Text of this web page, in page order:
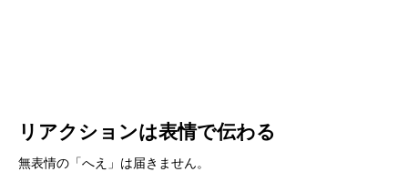
リアクションは表情で伝わる
無表情の「へえ」は届きません。